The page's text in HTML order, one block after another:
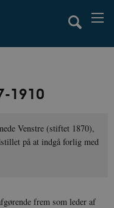
1910
Venstre (stiftet 1870),
på at indgå forlig med
frem som leder af